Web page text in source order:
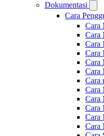
Dokumentasi
Cara
Cara
Cara
Cara
Cara
Cara
Cara
Cara
Cara
Cara
Cara
Cara
Cara